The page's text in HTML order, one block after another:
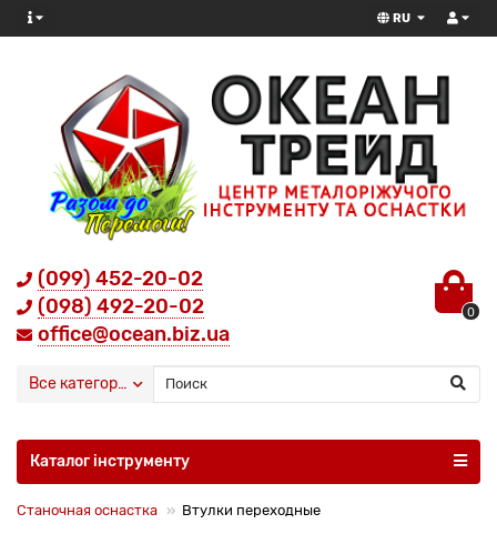
RU
(099) 452-20-02
(098) 492-20-02
office@ocean.biz.ua
0
Все категории
Каталог інструменту
Станочная оснастка Втулки переходные